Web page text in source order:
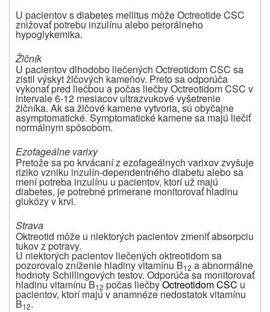
U pacientov s diabetes mellitus môže Octreotide CSC
znižovať potrebu inzulínu alebo perorálneho
hypoglykemika.
Žlčník
U pacientov dlhodobo liečených Octreotidom CSC sa
zistil výskyt žlčových kameňov. Preto sa odporúča
vykonať pred liečbou a počas liečby Octreotidom CSC v
intervale 6-12 mesiacov ultrazvukové vyšetrenie
žlčníka. Ak sa žlčové kamene vytvoria, sú obyčajne
asymptomatické. Symptomatické kamene sa majú liečiť
normálnym spôsobom.
Ezofageálne varixy
Pretože sa po krvácaní z ezofageálnych varixov zvyšuje
riziko vzniku inzulín-dependentného diabetu alebo sa
mení potreba inzulínu u pacientov, ktorí už majú
diabetes, je potrebné primerane monitorovať hladinu
glukózy v krvi.
Strava
Oktreotid môže u niektorých pacientov zmeniť absorpciu
tukov z potravy.
U niektorých pacientov liečených oktreotidom sa
pozorovalo zníženie hladiny vitamínu B12 a abnormálne
hodnoty Schillingových testov. Odporúča sa monitorovať
hladinu vitamínu B12 počas liečbyOctreotidom CSC u
pacientov, ktorí majú v anamnéze nedostatok vitamínu
B12.